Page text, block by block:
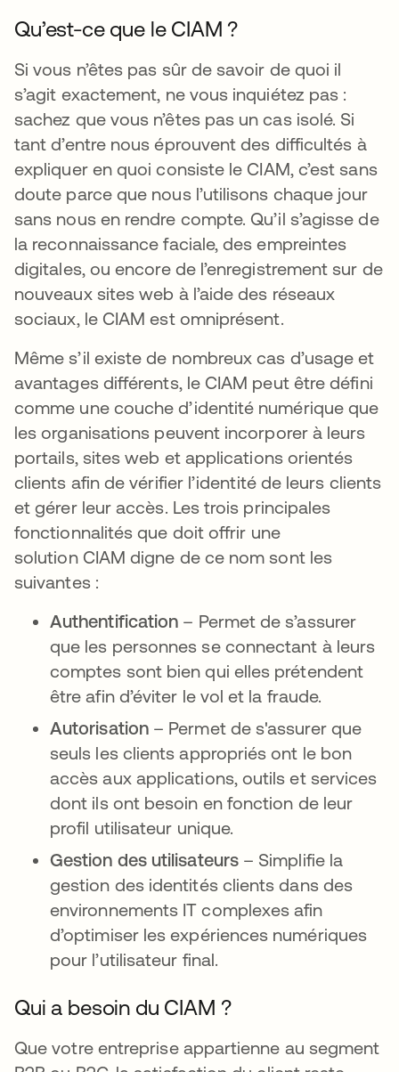
Qu’est-ce que le CIAM ?
Si vous n’êtes pas sûr de savoir de quoi il
s’agit exactement, ne vous inquiétez pas :
sachez que vous n’êtes pas un cas isolé. Si
tant d’entre nous éprouvent des difficultés à
expliquer en quoi consiste le CIAM, c’est sans
doute parce que nous l’utilisons chaque jour
sans nous en rendre compte. Qu’il s’agisse de
la reconnaissance faciale, des empreintes
digitales, ou encore de l’enregistrement sur de
nouveaux sites web à l’aide des réseaux
sociaux, le CIAM est omniprésent.
Même s’il existe de nombreux cas d’usage et
avantages différents, le CIAM peut être défini
comme une couche d’identité numérique que
les organisations peuvent incorporer à leurs
portails, sites web et applications orientés
clients afin de vérifier l’identité de leurs clients
et gérer leur accès. Les trois principales
fonctionnalités que doit offrir une
solution CIAM digne de ce nom sont les
suivantes :
Authentification – Permet de s’assurer
que les personnes se connectant à leurs
comptes sont bien qui elles prétendent
être afin d’éviter le vol et la fraude.
Autorisation– Permet de s'assurer que
seuls les clients appropriés ont le bon
accès aux applications, outils et services
dont ils ont besoin en fonction de leur
profil utilisateur unique.
Gestion des utilisateurs– Simplifie la
gestion des identités clients dans des
environnements IT complexes afin
d’optimiser les expériences numériques
pour l’utilisateur final.
Qui a besoin du CIAM ?
Que votre entreprise appartienne au segment